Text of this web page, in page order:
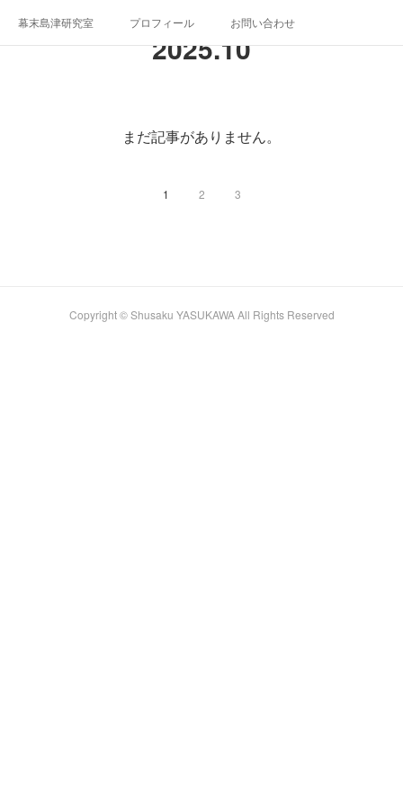
幕末島津研究室 プロフィール お問い合わせ
2025.10
まだ記事がありません。
1 2 3
Copyright © Shusaku YASUKAWA All Rights Reserved